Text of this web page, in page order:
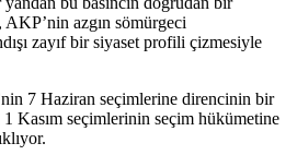
AKP’nin azgın sömürgeci
zayıf bir siyaset profili çizmesiyle
7 Haziran seçimlerine direncinin bir
Kasım seçimlerinin seçim hükümetine